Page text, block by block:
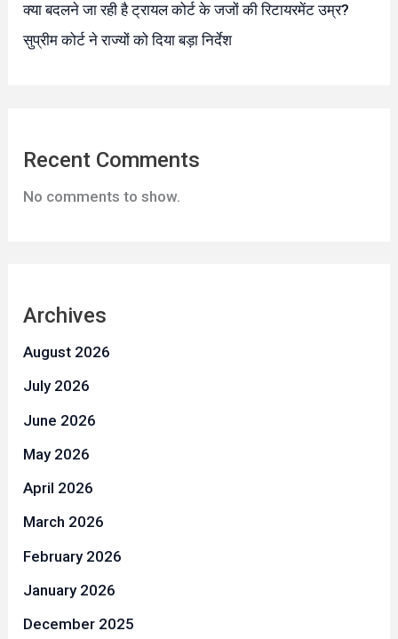
क्या बदलने जा रही है ट्रायल कोर्ट के जजों की रिटायरमेंट उम्र?
सुप्रीम कोर्ट ने राज्यों को दिया बड़ा निर्देश
Recent Comments
No comments to show.
Archives
August 2026
July 2026
June 2026
May 2026
April 2026
March 2026
February 2026
January 2026
December 2025